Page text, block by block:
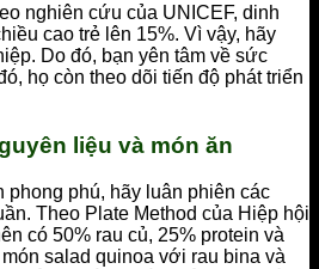
nghiên cứu của UNICEF, dinh
cao trẻ lên 15%. Vì vậy, hãy
Do đó, bạn yên tâm về sức
họ còn theo dõi tiến độ phát triển
liệu và món ăn
phú, hãy luân phiên các
Theo Plate Method của Hiệp hội
có 50% rau củ, 25% protein và
salad quinoa với rau bina và